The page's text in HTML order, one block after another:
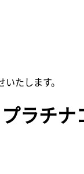
たします。
ラチナ